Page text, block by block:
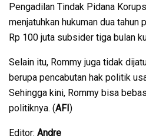
Pengadilan Tindak Pidana
menjatuhkan hukuman dua tahun
Rp 100 juta subsider tiga bulan
Selain itu, Rommy juga tidak
berupa pencabutan hak politik
Sehingga kini, Rommy bisa
politiknya. (AFI)
Editor: Andre